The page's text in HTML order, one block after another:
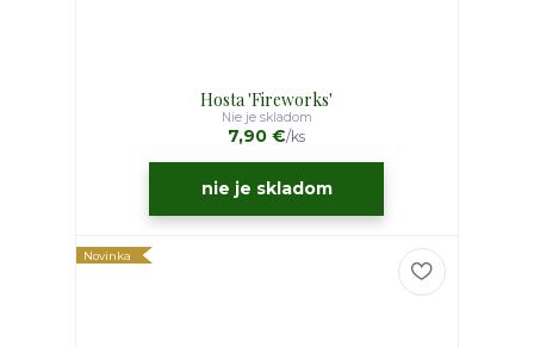
Hosta 'Fireworks'
7,90 €/ks
Nie je skladom
nie je skladom
Novinka